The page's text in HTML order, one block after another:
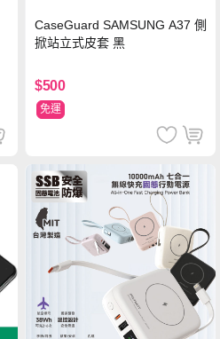
CaseGuard SAMSUNG A37 側
掀站立式皮套 黑
$500
免運